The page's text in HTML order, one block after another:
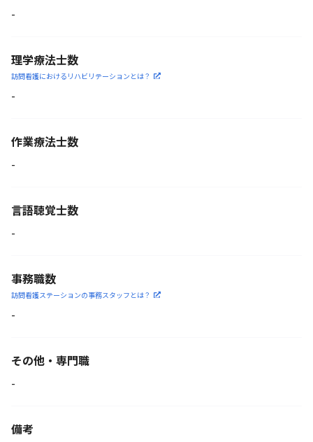
-
理学療法士数
訪問看護におけるリハビリ テーションとは？
-
作業療法士数
-
言語聴覚士数
-
事務職数
訪問看護ステーションの事務スタッフとは？
-
その他・専門職
-
備考